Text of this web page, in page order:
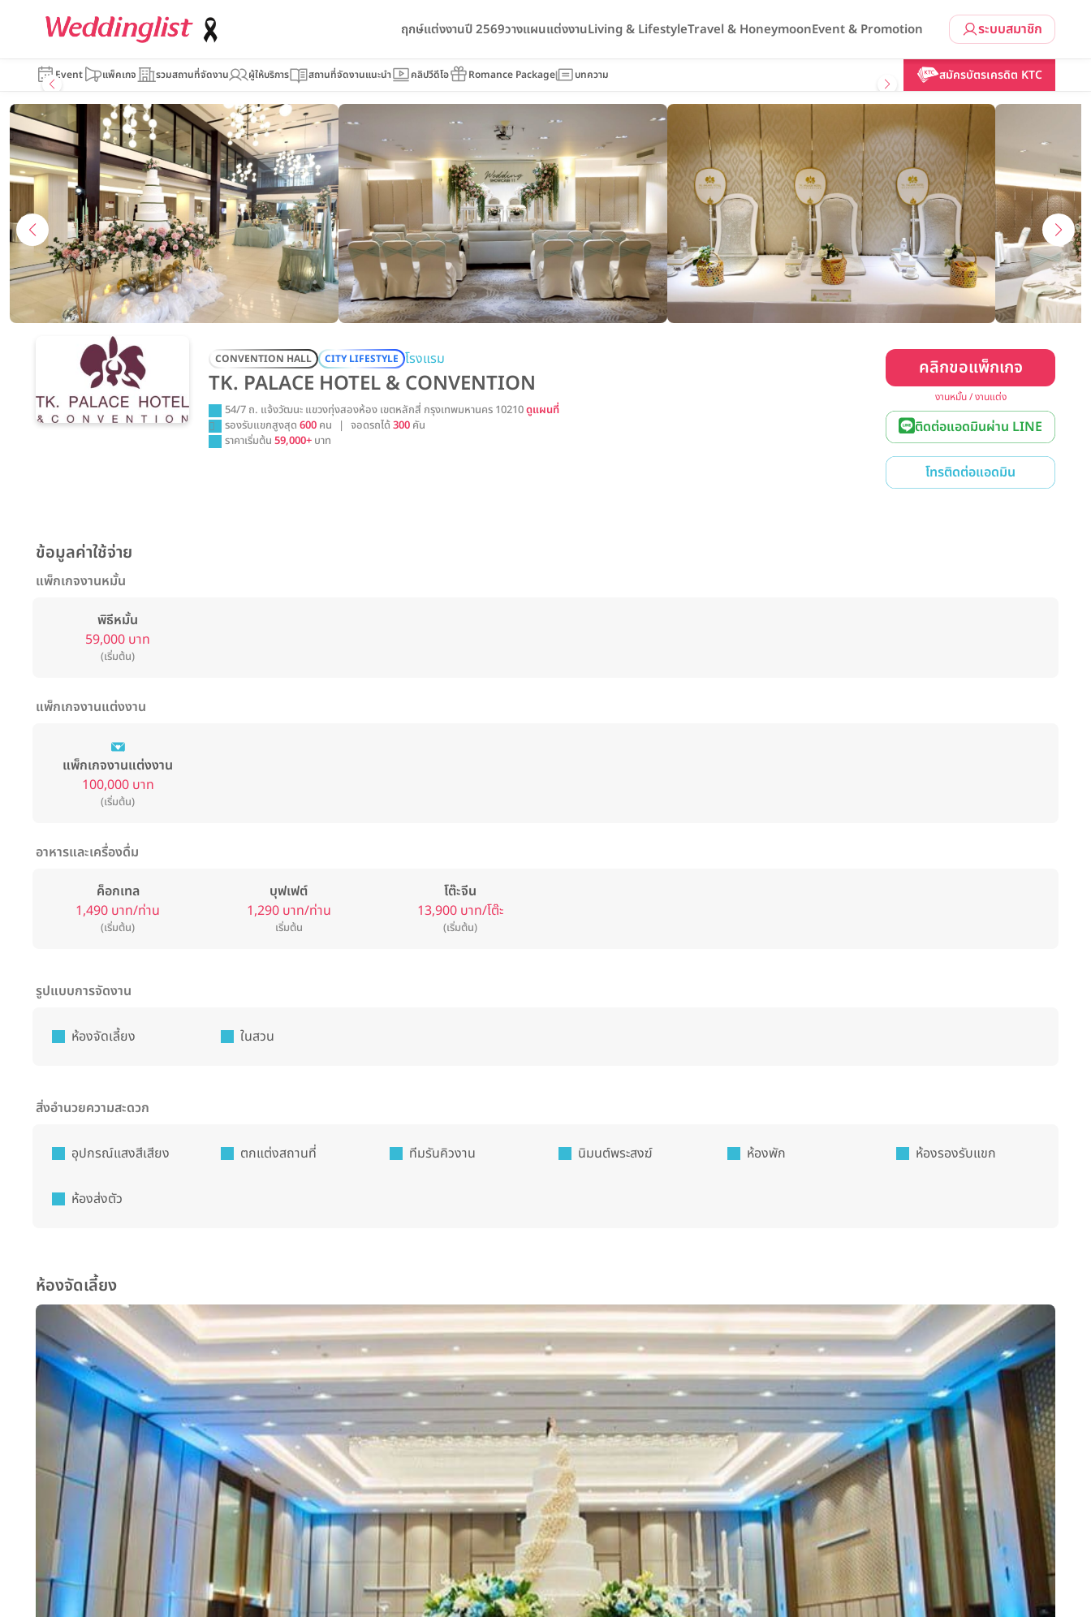
ระบบสมาชิก
ฤกษ์แต่งงานปี 2569วางแผนแต่งงานLiving & LifestyleTravel & HoneymoonEvent & Promotion
Event แพ็คเกจ รวมสถานที่จัดงาน ผู้ให้บริการ สถานที่จัดงานแนะนำ คลิปวีดีโอ Romance Package บทความ สมัครบัตรเครดิต KTC
TK. PALACE HOTEL & CONVENTION คลิกขอแพ็กเกจ
CONVENTION HALL CITY LIFESTYLE โรงแรม
TK. PALACE HOTEL & CONVENTION
54/7 ถ. แจ้งวัฒนะ แขวงทุ่งสองห้อง เขตหลักสี่ กรุงเทพมหานคร 10210ดูแผนที่
รองรับแขกสูงสุด600 คน | จอดรถได้300 คัน
ราคาเริ่มต้น59,000+ บาท
คลิกขอแพ็กเกจ
งานหมั้น / งานแต่ง
ติดต่อแอดมินผ่าน LINE
โทรติดต่อแอดมิน
ข้อมูลค่าใช้จ่าย
แพ็กเกจงานหมั้น
พิธีหมั้น
59,000 บาท
(เริ่มต้น)
แพ็กเกจงานแต่งงาน
แพ็กเกจงานแต่งงาน
100,000 บาท
(เริ่มต้น)
อาหารและเครื่องดื่ม
ค็อกเทล
1,490 บาท/ท่าน
(เริ่มต้น)
บุฟเฟต์
1,290 บาท/ท่าน
เริ่มต้น
โต๊ะจีน
13,900 บาท/โต๊ะ
(เริ่มต้น)
รูปแบบการจัดงาน
ห้องจัดเลี้ยง ในสวน
สิ่งอำนวยความสะดวก
อุปกรณ์แสงสีเสียง ตกแต่งสถานที่ ทีมรันคิวงาน นิมนต์พระสงฆ์ ห้องพัก ห้องรองรับแขก
ห้องส่งตัว
ห้องจัดเลี้ยง